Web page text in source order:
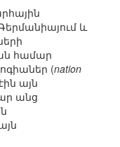
և
համար
(nation
այն
անց